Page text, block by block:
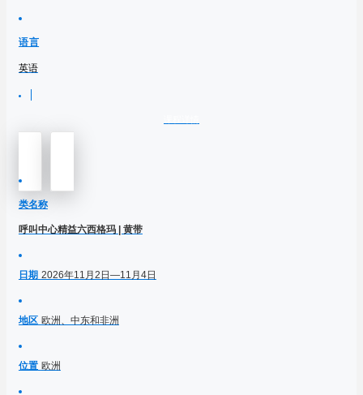
语言
英语
类名称
呼叫中心精益六西格玛 | 黄带
日期 2026年11月2日—11月4日
地区 欧洲、中东和非洲
位置 欧洲